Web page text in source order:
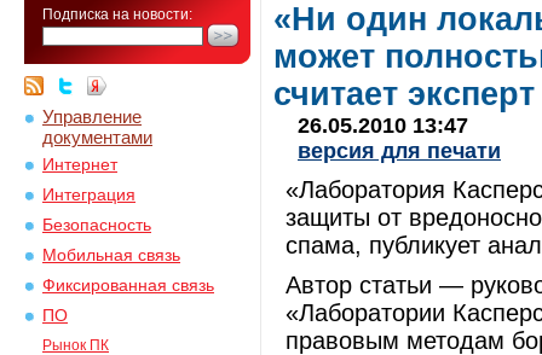
Подписка на новости:
Управление
документами
Интернет
Интеграция
Безопасность
Мобильная связь
Фиксированная связь
ПО
Рынок ПК
«Ни один
может
считает
26.05.2010 13:47
версия для печати
«Лаборатория
защиты от
спама, публикует
Автор статьи —
«Лаборатории
правовым методам